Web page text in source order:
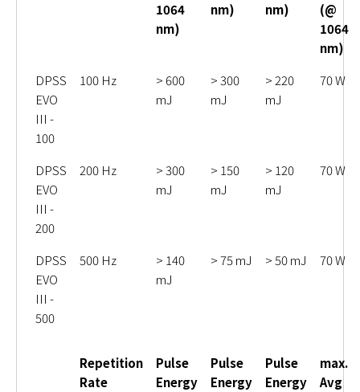
1064
nm)
nm)
nm)
(@
1064
nm)
DPSS
EVO
III -
100
100 Hz
> 600
mJ
> 300
mJ
> 220
mJ
70 W
DPSS
EVO
III -
200
200 Hz
> 300
mJ
> 150
mJ
> 120
mJ
70 W
DPSS
EVO
III -
500
500 Hz
> 140
mJ
> 75 mJ > 50 mJ 70 W
Repetition
Rate
Pulse
Energy
Pulse
Energy
Pulse
Energy
max.
Avg